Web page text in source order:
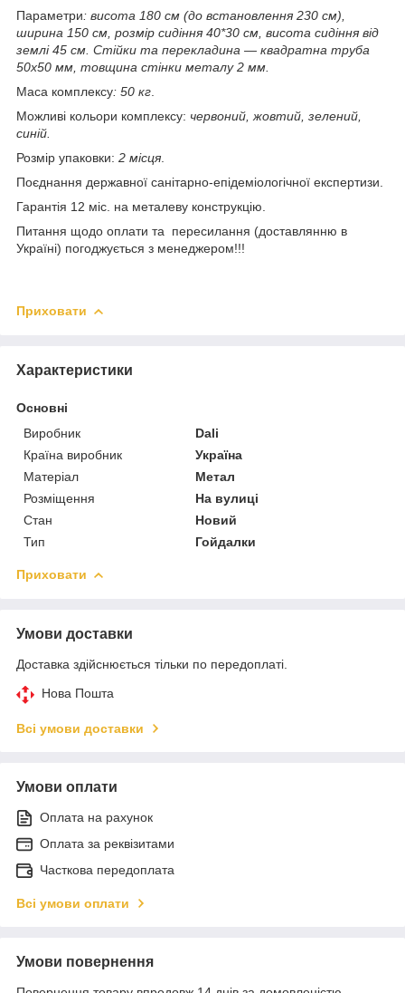
Параметри: висота 180 см (до встановлення 230 см),
ширина 150 см, розмір сидіння 40*30 см, висота сидіння від
землі 45 см. Стійки та перекладина — квадратна труба
50х50 мм, товщина стінки металу 2 мм.
Маса комплексу: 50 кг
Можливі кольори комплексу: червоний, жовтий, зелений,
синій.
Розмір упаковки: 2 місця
Поєднання державної санітарно-епідеміологічної експертизи.
Гарантія 12 міс. на металеву конструкцію.
Питання щодо оплати та пересилання (доставлянню в
Україні) погоджується з менеджером!!!
Приховати
Характеристики
Основні
Виробник
Dali
Країна виробник
Україна
Матеріал
Метал
Розміщення
На вулиці
Стан
Новий
Тип
Гойдалки
Приховати
Умови доставки
Доставка здійснюється тільки по передоплаті.
Нова Пошта
Всі умови доставки
Умови оплати
Оплата на рахунок
Оплата за реквізитами
Часткова передоплата
Всі умови оплати
Умови повернення